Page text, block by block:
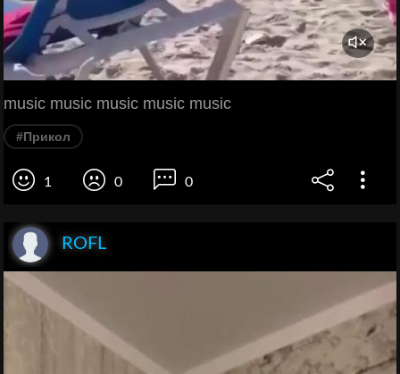
music music music music music
#Прикол
1 0 0
ROFL